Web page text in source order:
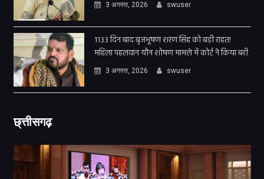
3 अगस्त, 2026 swuser
1133 दिन बाद बृजभूषण शरण सिंह को बड़ी राहत!
महिला पहलवान यौन शोषण मामले में कोर्ट ने किया बरी
3 अगस्त, 2026 swuser
छ्त्तीसगढ़